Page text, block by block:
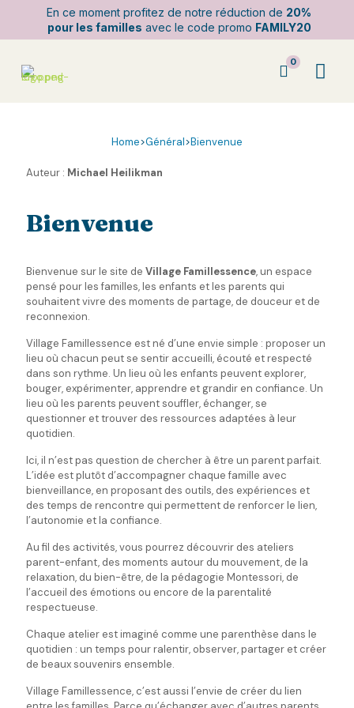
En ce moment profitez de notre réduction de 20%
pour les familles avec le code promo FAMILY20
0
Home>Général>Bienvenue
Auteur : Michael Heilikman
Bienvenue
Bienvenue sur le site de Village Famillessence, un espace
pensé pour les familles, les enfants et les parents qui
souhaitent vivre des moments de partage, de douceur et de
reconnexion.
Village Famillessence est né d’une envie simple : proposer un
lieu où chacun peut se sentir accueilli, écouté et respecté
dans son rythme. Un lieu où les enfants peuvent explorer,
bouger, expérimenter, apprendre et grandir en confiance. Un
lieu où les parents peuvent souffler, échanger, se
questionner et trouver des ressources adaptées à leur
quotidien.
Ici, il n’est pas question de chercher à être un parent parfait.
L’idée est plutôt d’accompagner chaque famille avec
bienveillance, en proposant des outils, des expériences et
des temps de rencontre qui permettent de renforcer le lien,
l’autonomie et la confiance.
Au fil des activités, vous pourrez découvrir des ateliers
parent-enfant, des moments autour du mouvement, de la
relaxation, du bien-être, de la pédagogie Montessori, de
l’accueil des émotions ou encore de la parentalité
respectueuse.
Chaque atelier est imaginé comme une parenthèse dans le
quotidien : un temps pour ralentir, observer, partager et créer
de beaux souvenirs ensemble.
Village Famillessence, c’est aussi l’envie de créer du lien